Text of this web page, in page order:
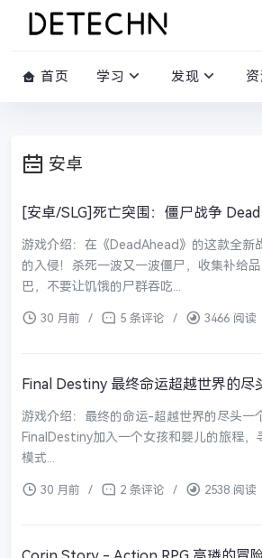
首页 学习 发现
安卓
[安卓/SLG]死亡突围：僵尸战争
游戏介绍：在《DeadAhead》的这款全新
的入侵！杀死一波又一波僵尸，收集补给
巴，不要让饥饿的尸群吞吃...
30 月前 / 5 条评论 / 3466 阅读
Final Destiny 最终命运超越世界的
游戏介绍：最终的命运-超越世界的尽头一
FinalDestiny加入一个女孩和婴儿的旅程
模式...
30 月前 / 2 条评论 / 2538 阅读